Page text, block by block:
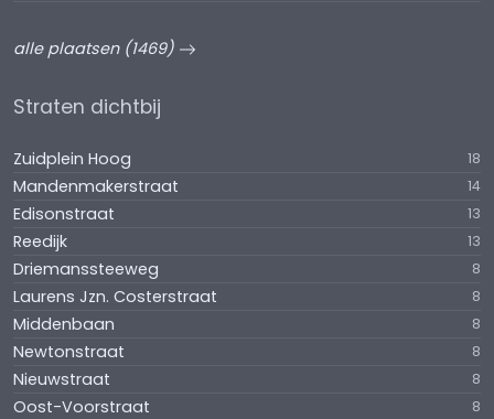
alle plaatsen (1469)
Straten dichtbij
Zuidplein Hoog 18
Mandenmakerstraat 14
Edisonstraat 13
Reedijk 13
Driemanssteeweg 8
Laurens Jzn. Costerstraat 8
Middenbaan 8
Newtonstraat 8
Nieuwstraat 8
Oost-Voorstraat 8